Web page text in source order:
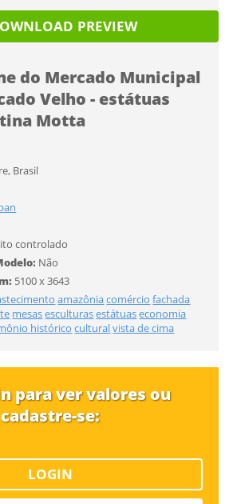
PREVIEW
do Mercado Municipal
Velho - estátuas
Motta
Brasil
controlado
Não
5100 x 3643
amazôniacomércio fachada
mesasesculturasestátuaseconomia
histórico culturalvista de cima
para ver valores ou
cadastre-se:
LOGIN
FINALIZAR
ENTRAR
não tem conta?
CADASTRE-SE
ENTRAR
sobre a Pulsar Imagens
os Termos de Uso do site
tem uma conta?